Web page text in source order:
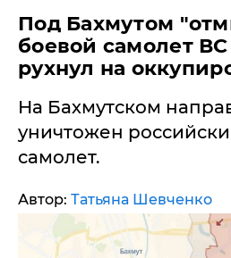
Под Бахмутом
боевой самолет
рухнул на
​На Бахмутском
уничтожен
самолет.
Автор: Татьяна Шевченко